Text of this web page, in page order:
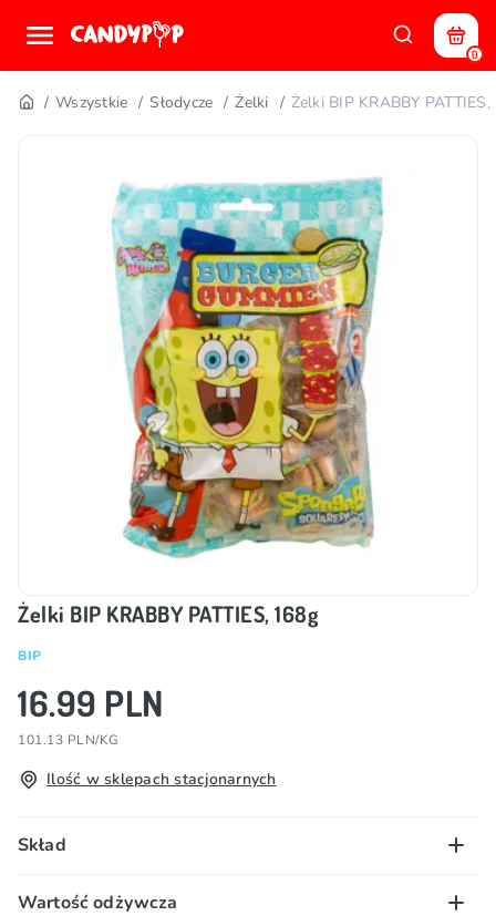
0
Wszystkie Słodycze Żelki Żelki BIP KRABBY
Żelki BIP KRABBY PATTIES, 168g
BIP
16.99 PLN
101.13 PLN/KG
Ilość w sklepach stacjonarnych
Skład
Syrop glukozowy, cukier, woda, żelatyna, sok jabłkowy
Wartość odżywcza